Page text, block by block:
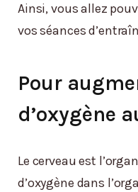
Ainsi, vous allez
vos séances
Pour
d’oxygène
Le cerveau est
d’oxygène dans